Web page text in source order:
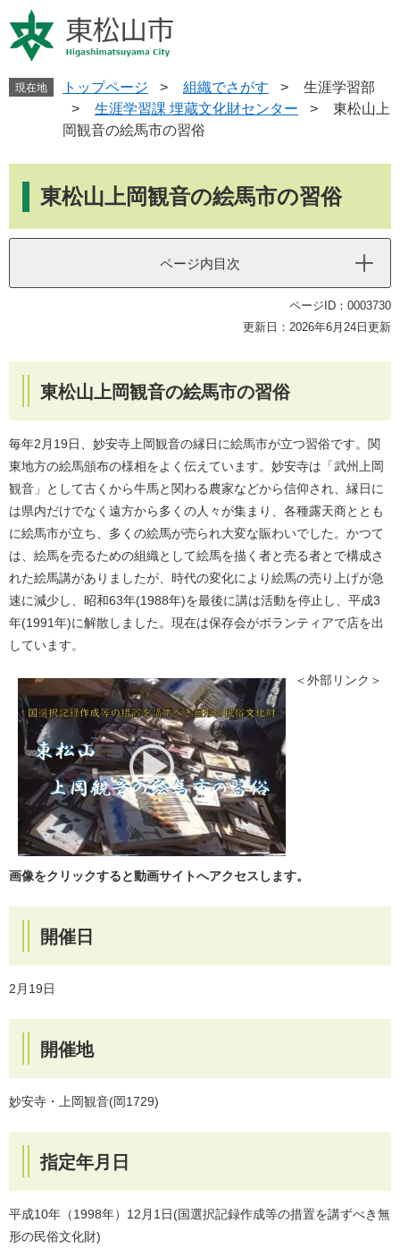
ー
ジ
ニ
ュ
現在地 トップページ > 組織でさがす >
生涯学習部
>
生涯学習課 埋蔵文化財センター >
東松山上
岡観音の絵馬市の習俗
東松山上岡観音の絵馬市の習俗
ページ内目次
ページID：0003730
更新日：2026年6月24日更新
東松山上岡観音の絵馬市の習俗
毎年2月19日、妙安寺上岡観音の縁日に絵馬市が立つ習俗です。関
東地方の絵馬頒布の様相をよく伝えています。妙安寺は「武州上岡
観音」として古くから牛馬と関わる農家などから信仰され、縁日に
は県内だけでなく遠方から多くの人々が集まり、各種露天商ととも
に絵馬市が立ち、多くの絵馬が売られ大変な賑わいでした。かつて
は、絵馬を売るための組織として絵馬を描く者と売る者とで構成さ
れた絵馬講がありましたが、時代の変化により絵馬の売り上げが急
速に減少し、昭和63年(1988年)を最後に講は活動を停止し、平成3
年(1991年)に解散しました。現在は保存会がボランティアで店を出
しています。
＜外部リンク＞
画像をクリックすると動画サイトへアクセスします。
開催日
2月19日
開催地
妙安寺・上岡観音(岡1729)
指定年月日
平成10年（1998年）12月1日(国選択記録作成等の措置を講ずべき無
形の民俗文化財)